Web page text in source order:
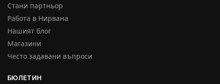
Стани партньор
Работа в Нирвана
Нашият блог
Магазини
Често задавани въпроси
БЮЛЕТИН